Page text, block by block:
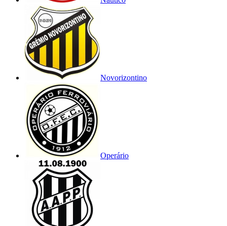
Novorizontino
Operário